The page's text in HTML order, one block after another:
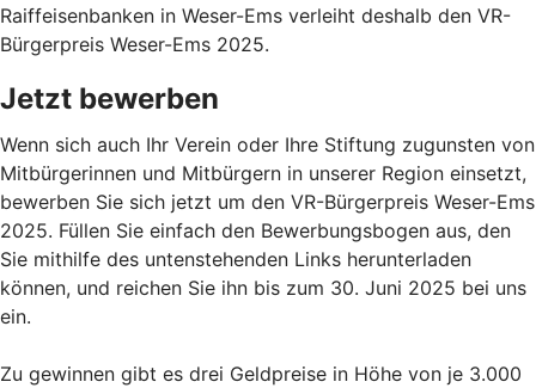
Raiffeisenbanken in Weser-Ems verleiht deshalb den VR-
Bürgerpreis Weser-Ems 2025.
Jetzt bewerben
Wenn sich auch Ihr Verein oder Ihre Stiftung zugunsten von
Mitbürgerinnen und Mitbürgern in unserer Region einsetzt,
bewerben Sie sich jetzt um den VR-Bürgerpreis Weser-Ems
2025. Füllen Sie einfach den Bewerbungsbogen aus, den
Sie mithilfe des untenstehenden Links herunterladen
können, und reichen Sie ihn bis zum 30. Juni 2025 bei uns
ein.
Zu gewinnen gibt es drei Geldpreise in Höhe von je 3.000